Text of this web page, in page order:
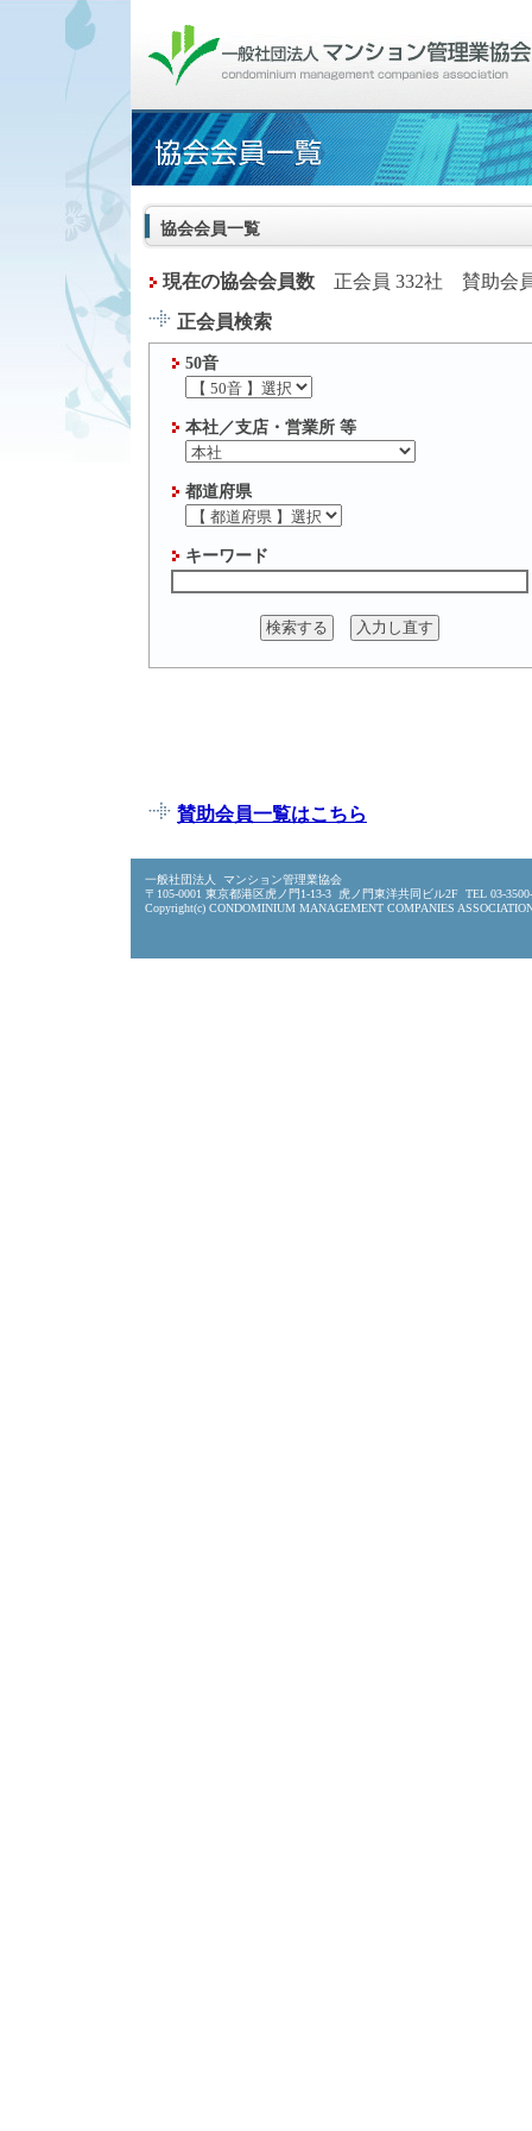
協会会員一覧
現在の協会会員数 正会員 332社 賛助会
正会員検索
50音
本社／支店・営業所 等
都道府県
キーワード
賛助会員一覧はこちら
一般社団法人 マンション管理業協会
〒105-0001 東京都港区虎ノ門1-13-3 虎ノ門東洋共同ビル2F TEL 03-
Copyright(c) CONDOMINIUM MANAGEMENT COMPANIES